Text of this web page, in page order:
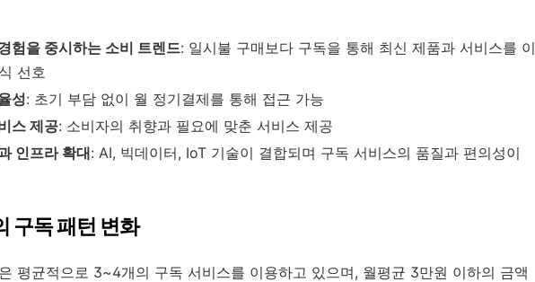
험을 중시하는 소비 트렌드: 일시불 구매보다 구독을 통해 최신 제품과 서비스를 이
선호
성: 초기 부담 없이 월 정기결제를 통해 접근 가능
스 제공: 소비자의 취향과 필요에 맞춘 서비스 제공
인프라 확대: AI, 빅데이터, IoT 기술이 결합되며 구독 서비스의 품질과 편의성이
구독 패턴 변화
평균적으로 3~4개의 구독 서비스를 이용하고 있으며, 월평균 3만원 이하의 금액